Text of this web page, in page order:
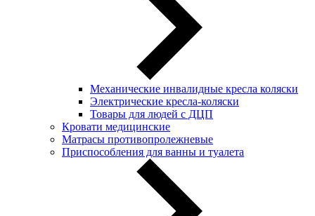
Механические инвалидные кресла коляски
Электрические кресла-коляски
Товары для людей с ДЦП
Кровати медицинские
Матрасы противопролежневые
Приспособления для ванны и туалета